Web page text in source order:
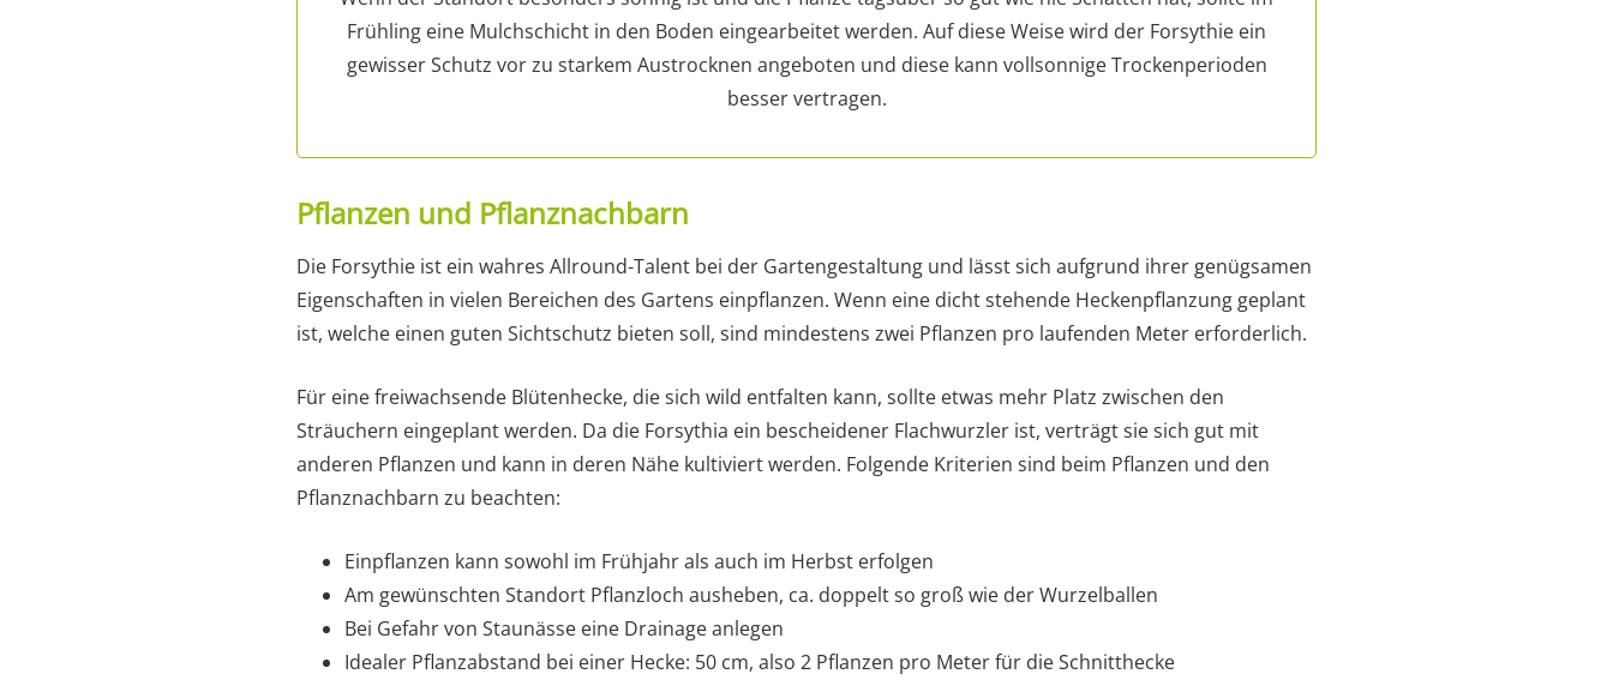
Frühling eine Mulchschicht in den Boden eingearbeitet werden. Auf diese Weise wird der Forsythie ein
gewisser Schutz vor zu starkem Austrocknen angeboten und diese kann vollsonnige Trockenperioden
besser vertragen.
Pflanzen und Pflanznachbarn
Die Forsythie ist ein wahres Allround-Talent bei der Gartengestaltung und lässt sich aufgrund ihrer genügsamen
Eigenschaften in vielen Bereichen des Gartens einpflanzen. Wenn eine dicht stehende Heckenpflanzung geplant
ist, welche einen guten Sichtschutz bieten soll, sind mindestens zwei Pflanzen pro laufenden Meter erforderlich.
Für eine freiwachsende Blütenhecke, die sich wild entfalten kann, sollte etwas mehr Platz zwischen den
Sträuchern eingeplant werden. Da die Forsythia ein bescheidener Flachwurzler ist, verträgt sie sich gut mit
anderen Pflanzen und kann in deren Nähe kultiviert werden. Folgende Kriterien sind beim Pflanzen und den
Pflanznachbarn zu beachten:
Einpflanzen kann sowohl im Frühjahr als auch im Herbst erfolgen
Am gewünschten Standort Pflanzloch ausheben, ca. doppelt so groß wie der Wurzelballen
Bei Gefahr von Staunässe eine Drainage anlegen
Idealer Pflanzabstand bei einer Hecke: 50 cm, also 2 Pflanzen pro Meter für die Schnitthecke